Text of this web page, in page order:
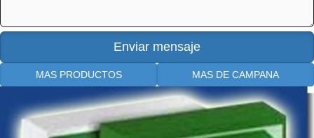
MAS PRODUCTOS MAS DE CAMPANA